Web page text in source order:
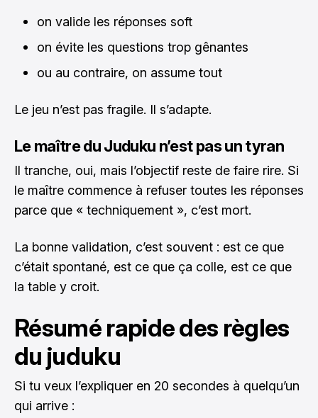
on valide les réponses soft
on évite les questions trop gênantes
ou au contraire, on assume tout
Le jeu n’est pas fragile. Il s’adapte.
Le maître du Juduku n’est pas un tyran
Il tranche, oui, mais l’objectif reste de faire rire. Si
le maître commence à refuser toutes les réponses
parce que « techniquement », c’est mort.
La bonne validation, c’est souvent : est ce que
c’était spontané, est ce que ça colle, est ce que
la table y croit.
Résumé rapide des règles
du juduku
Si tu veux l’expliquer en 20 secondes à quelqu’un
qui arrive :